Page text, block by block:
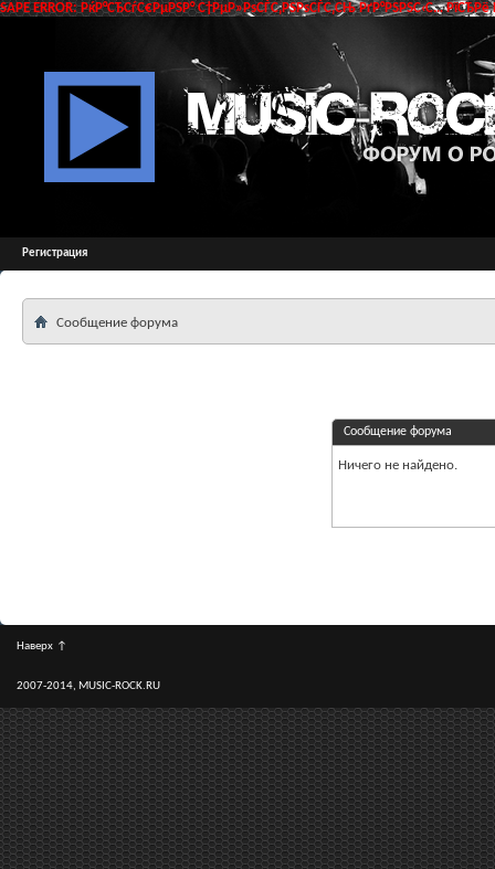
SAPE ERROR: РќР°СЂСѓС€РµРЅР° С†РµР»РѕСЃС‚РЅРѕСЃС‚СЊ РґР°РЅРЅС‹С…
Регистрация
Сообщение форума
Сообщение форума
Ничего не найдено.
Наверх ↑
2007-2014, MUSIC-ROCK.RU